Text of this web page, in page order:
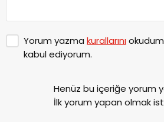
Yorum yazma kurallarını
kabul ediyorum.
Henüz bu içeriğe yorum
İlk yorum yapan olmak